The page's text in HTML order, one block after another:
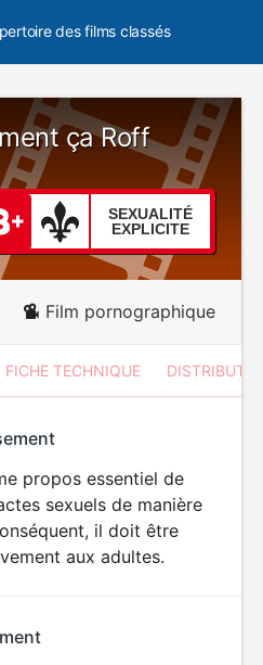
des films classés
ça Roff
SEXUALITÉ
EXPLICITE
Film pornographique
FICHE TECHNIQUE
SEXUALITÉ
EXPLICITE
propos essentiel de
sexuels de manière
il doit être
aux adultes.